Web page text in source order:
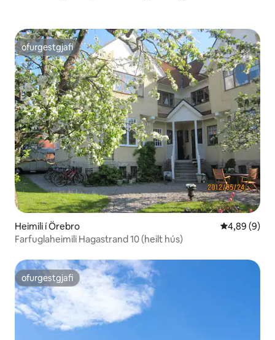
ofurgestgjafi
ofurgestgjafi
Heimili í Örebro 4,89 af 5 í
4,89 (9)
Farfuglaheimili Hagastrand 10 (heilt hús)
ofurgestgjafi
ofurgestgjafi